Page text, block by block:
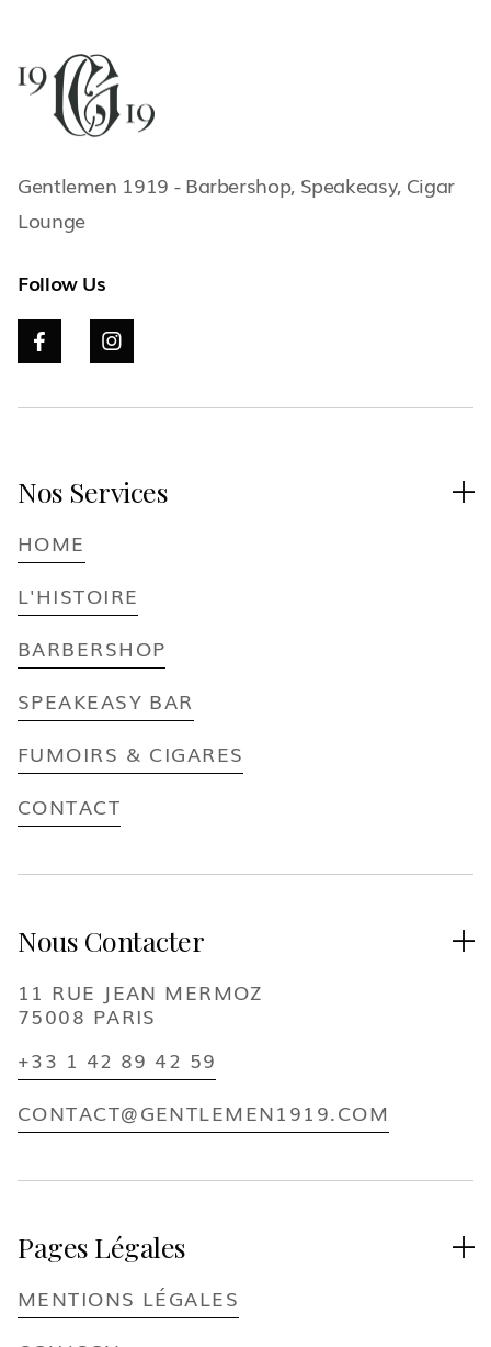
Gentlemen 1919 - Barbershop, Speakeasy, Cigar
Lounge
Follow Us
 
Nos Services 
HOME
L'HISTOIRE
BARBERSHOP
SPEAKEASY BAR
FUMOIRS & CIGARES
CONTACT
Nous Contacter 
11 RUE JEAN MERMOZ
75008 PARIS
+33 1 42 89 42 59
CONTACT@GENTLEMEN1919.COM
Pages Légales 
MENTIONS LÉGALES